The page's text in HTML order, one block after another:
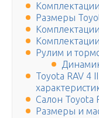
Комплектации
Размеры
Рулим и
Toyota RAV 4
Салон Toyota
Размеры и